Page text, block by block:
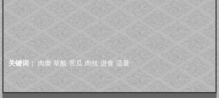
关键词： 肉糜 草酸 苦瓜 肉丝 进食 适量